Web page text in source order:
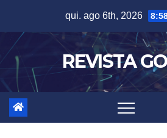
content
qui. ago 6th, 2026
REVISTA